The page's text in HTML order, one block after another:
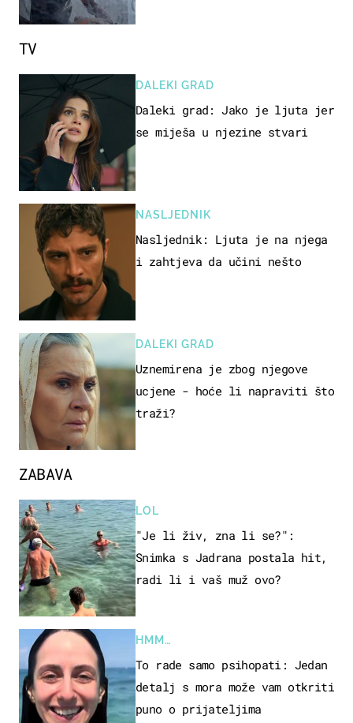
ZABAVA
LOL
"Je li živ, zna li se?":
Snimka s Jadrana postala hit,
radi li i vaš muž ovo?
HMM…
To rade samo psihopati: Jedan
detalj s mora može vam otkriti
puno o prijateljima
TV
DALEKI GRAD
Daleki grad: Jako je ljuta jer
se miješa u njezine stvari
NASLJEDNIK
Nasljednik: Ljuta je na njega
i zahtjeva da učini nešto
DALEKI GRAD
Uznemirena je zbog njegove
ucjene - hoće li napraviti što
traži?